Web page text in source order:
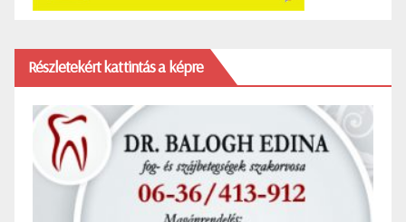
Részletekért kattintás a képre